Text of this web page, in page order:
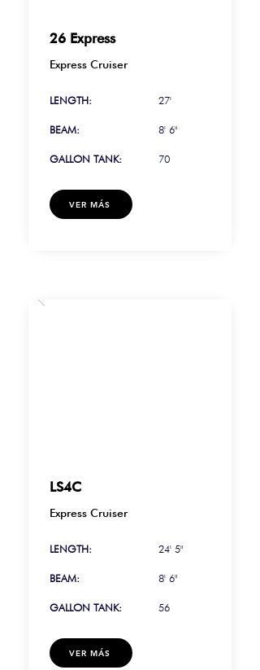
26 Express
Express Cruiser
LENGTH:
BEAM:
GALLON TANK:
27'
8' 6"
70
VER MÁS
LS4C
Express Cruiser
LENGTH:
BEAM:
GALLON TANK:
24' 5"
8' 6"
56
VER MÁS